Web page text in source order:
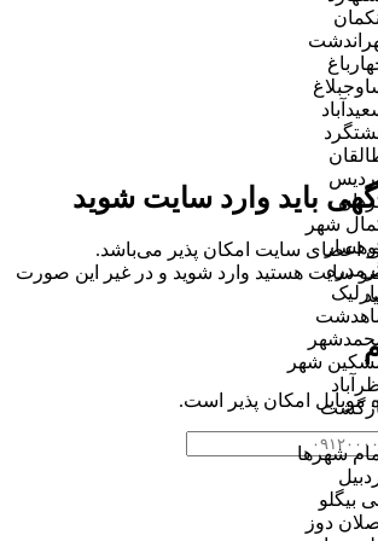
باید وارد سایت شوید
اعضای سایت امکان پذیر می‌باشد.
سایت هستید وارد شوید و در غیر این صورت
موبایل امکان پذیر است.
شهر
شهر
شهر‌ها
بیگلو
دوز